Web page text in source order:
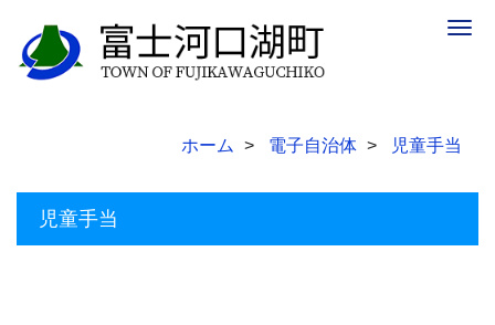
ホーム 電子自治体 児童手当
児童手当